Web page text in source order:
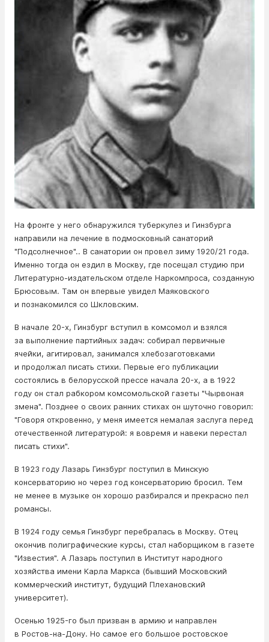
На фронте у него обнаружился туберкулез и Гинзбурга
направили на лечение в подмосковный санаторий
"Подсолнечное".. В санатории он провел зиму 1920/21 года.
Именно тогда он ездил в Москву, где посещал студию при
Литературно-издательском отделе Наркомпроса, созданную
Брюсовым. Там он впервые увидел Маяковского
и познакомился со Шкловским.
В начале 20-х, Гинзбург вступил в комсомол и взялся
за выполнение партийных задач: собирал первичные
ячейки, агитировал, занимался хлебозаготовками
и продолжал писать стихи. Первые его публикации
состоялись в белорусской прессе начала 20-х, а в 1922
году он стал рабкором комсомольской газеты "Чырвоная
змена". Позднее о своих ранних стихах он шуточно говорил:
"Говоря откровенно, у меня имеется немалая заслуга перед
отечественной литературой: я вовремя и навеки перестал
писать стихи".
В 1923 году Лазарь Гинзбург поступил в Минскую
консерваторию но через год консерваторию бросил. Тем
не менее в музыке он хорошо разбирался и прекрасно пел
романсы.
В 1924 году семья Гинзбург перебралась в Москву. Отец
окончив полиграфические курсы, стал наборщиком в газете
"Известия". А Лазарь поступил в Институт народного
хозяйства имени Карла Маркса (бывший Московский
коммерческий институт, будущий Плехановский
университет).
Осенью 1925-го был призван в армию и направлен
в Ростов-на-Дону. Но самое его большое ростовское